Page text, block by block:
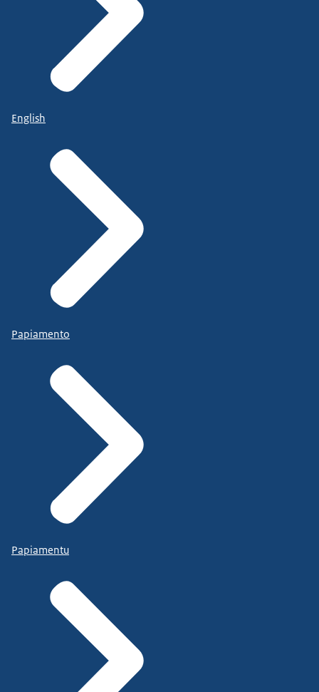
English
Papiamento
Papiamentu